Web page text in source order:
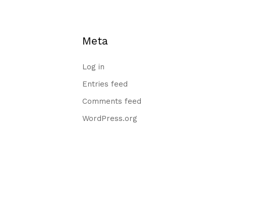
Meta
Log in
Entries feed
Comments feed
WordPress.org